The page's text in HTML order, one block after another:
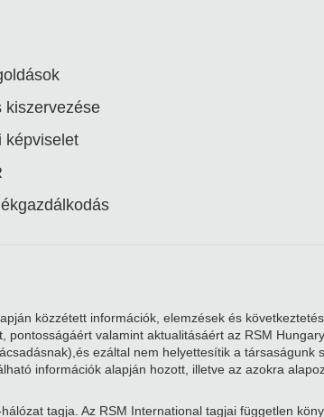
kiszervezése
képviselet
közzétett információk, elemzések és
pontosságáért valamint aktualitásáért az RSM
ezáltal nem helyettesítik a
információk alapján hozott, illetve az azokra
tagja. Az RSM International tagjai független